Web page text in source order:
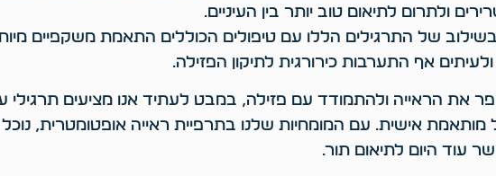
ולתרום לתיאום טוב יותר בין העיניים.
של התרגילים הללו עם טיפולים הכוללים התאמת משקפיים
אף התערבות כירורגית לתיקון הפזילה.
הראייה ולהתמודד עם פזילה, במבט לעתיד אנו מציעים תרגילי
מותאמת אישית. עם המומחיות שלנו בתרפיית ראייה אופטומטרית,
עוד היום לתיאום תור.